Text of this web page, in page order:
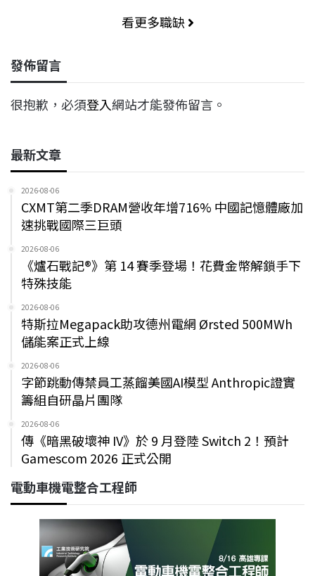
看更多職缺
發佈留言
很抱歉，必須登入網站才能發佈留言。
最新文章
2026-08-06
CXMT第二季DRAM營收年增716% 中國記憶體廠加
速挑戰國際三巨頭
2026-08-06
《爐石戰記®》第 14 賽季登場！花費金幣解鎖手下
特殊技能
2026-08-06
特斯拉Megapack助攻德州電網 Ørsted 500MWh
儲能案正式上線
2026-08-06
字節跳動傳禁員工蒸餾美國AI模型 Anthropic證實
籌組自研晶片團隊
2026-08-06
傳《暗黑破壞神 IV》於 9 月登陸 Switch 2！預計
Gamescom 2026 正式公開
電動車機電整合工程師